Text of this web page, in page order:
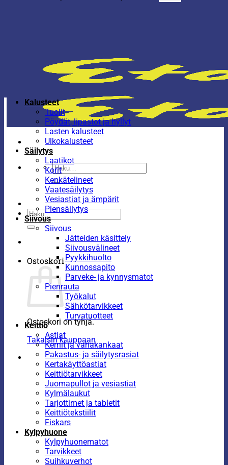
Etsi:
Etsi:
Ostoskori
Ostoskori on tyhjä.
Takaisin kauppaan
Kalusteet
Tuolit
Pöydät, lipastot ja hyllyt
Lasten kalusteet
Ulkokalusteet
Säilytys
Laatikot
Korit
Kenkätelineet
Vaatesäilytys
Vesiastiat ja ämpärit
Piensäilytys
Siivous
Siivous
Jätteiden käsittely
Siivousvälineet
Pyykkihuolto
Kunnossapito
Parveke- ja kynnysmatot
Pienrauta
Työkalut
Sähkötarvikkeet
Turvatuotteet
Keittiö
Astiat
Kernit ja vahakankaat
Pakastus- ja säilytysrasiat
Kertakäyttöastiat
Keittiötarvikkeet
Juomapullot ja vesiastiat
Kylmälaukut
Tarjottimet ja tabletit
Keittiötekstiilit
Fiskars
Kylpyhuone
Kylpyhuonematot
Tarvikkeet
Suihkuverhot